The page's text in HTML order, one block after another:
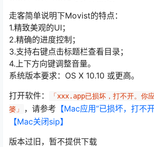
走客简单说明下Movist的特点：
1.精致美观的UI；
2.精确的进度控制；
3.支持右键点击标题栏查看目录；
4.上下方向键调整音量。
系统版本要求：OS X 10.10 或更高。
打开软件：
「xxx.app已损坏，打不开。你
篓」
，请参考 【Mac应用”已损坏，打不
【Mac关闭sip】
版本过旧，暂不提供下载